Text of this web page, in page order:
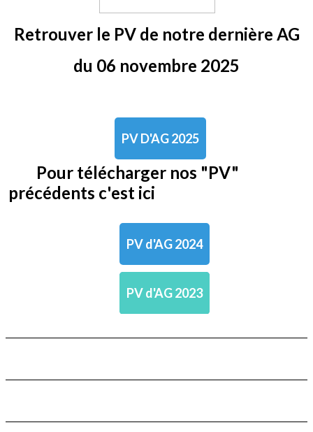
Retrouver le PV de notre dernière AG
du 06 novembre 2025
PV D'AG 2025
Pour télécharger nos "PV"
précédents c'est ici
PV d'AG 2024
PV d'AG 2023